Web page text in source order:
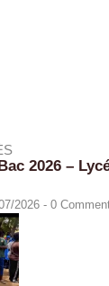
2026 –
2026 - 0